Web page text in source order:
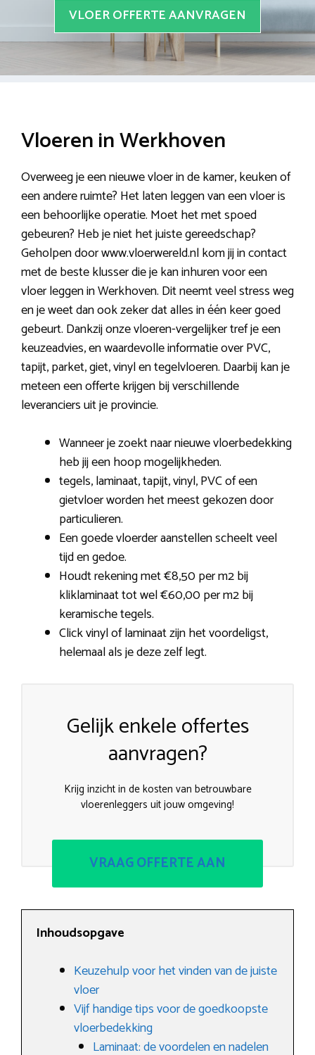
VLOER OFFERTE AANVRAGEN
Vloeren in Werkhoven
Overweeg je een nieuwe vloer in de kamer, keuken of
een andere ruimte? Het laten leggen van een vloer is
een behoorlijke operatie. Moet het met spoed
gebeuren? Heb je niet het juiste gereedschap?
Geholpen door www.vloerwereld.nl kom jij in contact
met de beste klusser die je kan inhuren voor een
vloer leggen in Werkhoven. Dit neemt veel stress weg
en je weet dan ook zeker dat alles in één keer goed
gebeurt. Dankzij onze vloeren-vergelijker tref je een
keuzeadvies, en waardevolle informatie over PVC,
tapijt, parket, giet, vinyl en tegelvloeren. Daarbij kan je
meteen een offerte krijgen bij verschillende
leveranciers uit je provincie.
Wanneer je zoekt naar nieuwe vloerbedekking
heb jij een hoop mogelijkheden.
tegels, laminaat, tapijt, vinyl, PVC of een
gietvloer worden het meest gekozen door
particulieren.
Een goede vloerder aanstellen scheelt veel
tijd en gedoe.
Houdt rekening met €8,50 per m2 bij
kliklaminaat tot wel €60,00 per m2 bij
keramische tegels.
Click vinyl of laminaat zijn het voordeligst,
helemaal als je deze zelf legt.
Gelijk enkele offertes
aanvragen?
Krijg inzicht in de kosten van betrouwbare
vloerenleggers uit jouw omgeving!
VRAAG OFFERTE AAN
Inhoudsopgave
Keuzehulp voor het vinden van de juiste
vloer
Vijf handige tips voor de goedkoopste
vloerbedekking
Laminaat: de voordelen en nadelen